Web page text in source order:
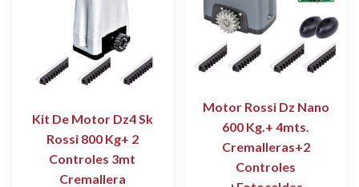
Kit De Motor Dz4 Sk
Rossi 800 Kg+ 2
Controles 3mt
Cremallera
Motor Rossi Dz Nano
600 Kg.+ 4mts.
Cremalleras+2
Controles